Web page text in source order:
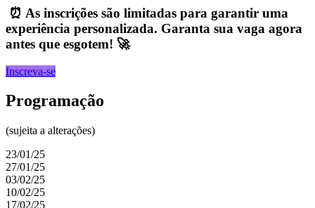
⏰ As inscrições são limitadas para garantir uma
experiência personalizada. Garanta sua vaga agora
antes que esgotem! 🚀
Inscreva-se
Programação
(sujeita a alterações)
23/01/25
27/01/25
03/02/25
10/02/25
17/02/25